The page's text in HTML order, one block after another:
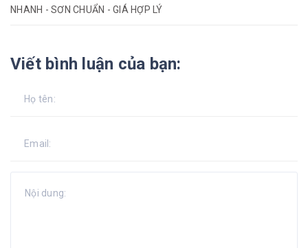
NHANH - SƠN CHUẨN - GIÁ HỢP LÝ
Viết bình luận của bạn: